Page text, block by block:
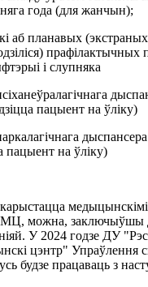
года (для жанчын);
аб планавых (экстраных
і слупняка
пацыент на ўліку)
пацыент на ўліку)
медыцынскімі
можна, заключыўшы
У 2024 годзе ДУ
цэнтр" Упраўлення
будзе працаваць з